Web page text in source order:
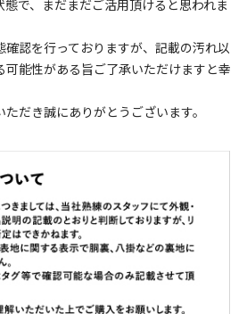
態で、まだまだご活用頂けると思われま
認を行っておりますが、記載の汚れ以
可能性がある旨ご了承いただけますと幸
だき誠にありがとうございます。